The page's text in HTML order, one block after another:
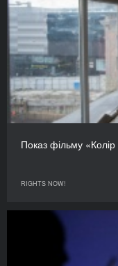
Показ фільму
RIGHTS NOW!